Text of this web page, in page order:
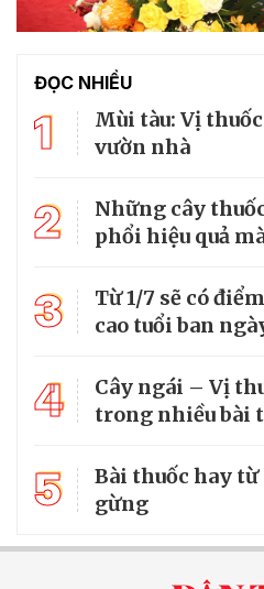
ĐỌC NHIỀU
1
Mùi tàu: Vị
vườn nhà
2
Những cây
phổi hiệu quả
3
Từ 1/7 sẽ có
cao tuổi ban
4
Cây ngái – Vị
trong nhiều bài
5
Bài thuốc hay
gừng